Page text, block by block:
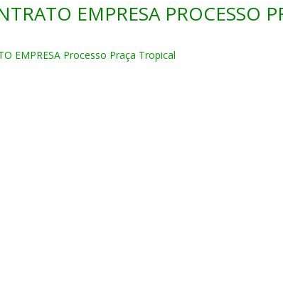
EMPRESA PROCESSO
EMPRESA Processo Praça Tropical